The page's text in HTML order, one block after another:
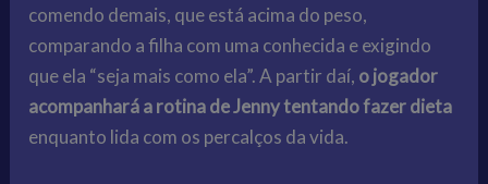
comendo demais, que está acima do peso,
comparando a filha com uma conhecida e exigindo
que ela “seja mais como ela”. A partir daí, o jogador
acompanhará a rotina de Jenny tentando fazer dieta
enquanto lida com os percalços da vida.